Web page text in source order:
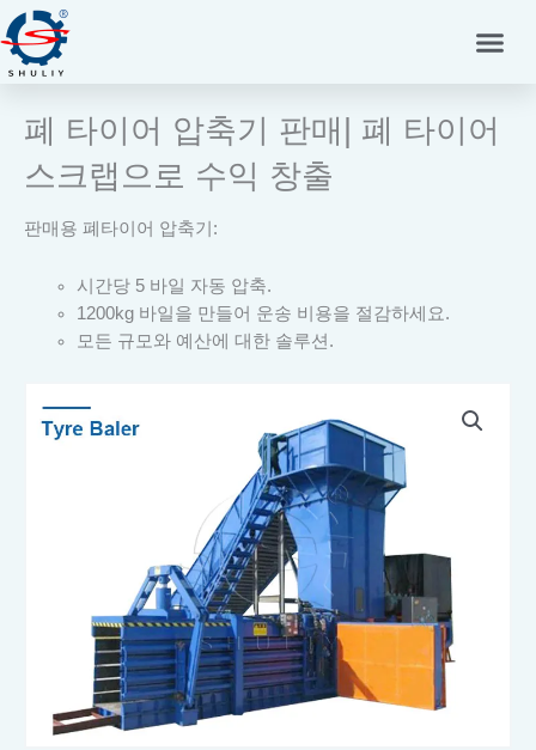
텐
츠
폐 타이어 압축기 판매| 폐 타이어
스크랩으로 수익 창출
판매용 폐타이어 압축기:
시간당 5 바일 자동 압축.
1200kg 바일을 만들어 운송 비용을 절감하세요.
모든 규모와 예산에 대한 솔루션.